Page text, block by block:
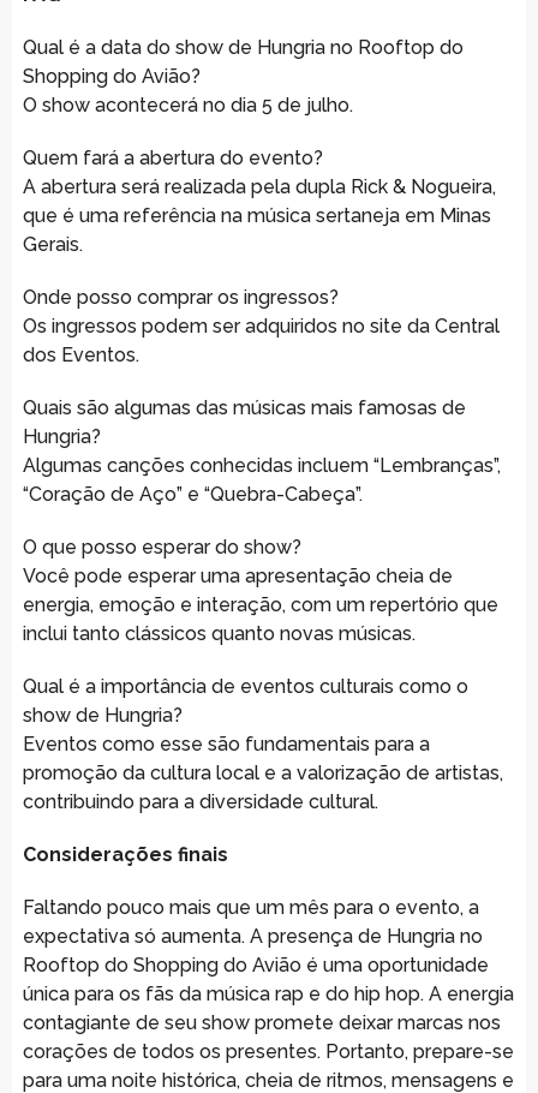
Qual é a data do show de Hungria no Rooftop do
Shopping do Avião?
O show acontecerá no dia 5 de julho.
Quem fará a abertura do evento?
A abertura será realizada pela dupla Rick & Nogueira,
que é uma referência na música sertaneja em Minas
Gerais.
Onde posso comprar os ingressos?
Os ingressos podem ser adquiridos no site da Central
dos Eventos.
Quais são algumas das músicas mais famosas de
Hungria?
Algumas canções conhecidas incluem “Lembranças”,
“Coração de Aço” e “Quebra-Cabeça”.
O que posso esperar do show?
Você pode esperar uma apresentação cheia de
energia, emoção e interação, com um repertório que
inclui tanto clássicos quanto novas músicas.
Qual é a importância de eventos culturais como o
show de Hungria?
Eventos como esse são fundamentais para a
promoção da cultura local e a valorização de artistas,
contribuindo para a diversidade cultural.
Considerações finais
Faltando pouco mais que um mês para o evento, a
expectativa só aumenta. A presença de Hungria no
Rooftop do Shopping do Avião é uma oportunidade
única para os fãs da música rap e do hip hop. A energia
contagiante de seu show promete deixar marcas nos
corações de todos os presentes. Portanto, prepare-se
para uma noite histórica, cheia de ritmos, mensagens e